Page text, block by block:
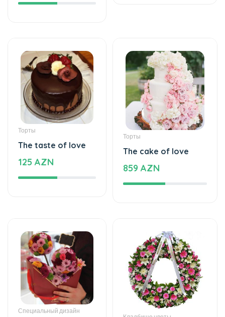
Торты
The taste of love
125 AZN
Торты
The cake of love
859 AZN
Специальный дизайн